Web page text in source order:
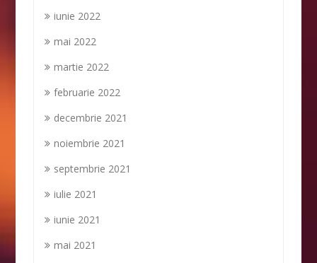
iunie 2022
mai 2022
martie 2022
februarie 2022
decembrie 2021
noiembrie 2021
septembrie 2021
iulie 2021
iunie 2021
mai 2021